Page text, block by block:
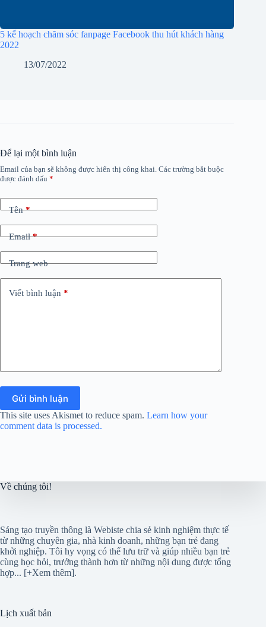
5 kế hoạch chăm sóc fanpage Facebook thu hút khách hàng
2022
13/07/2022
Để lại một bình luận
Email của bạn sẽ không được hiển thị công khai. Các trường bắt buộc
được đánh dấu *
Tên*
Email*
Trang web
Viết bình luận *
Gửi bình luận
This site uses Akismet to reduce spam. Learn how your
comment data is processed.
Về chúng tôi!
Sáng tạo truyền thông là Webiste chia sẻ kinh nghiệm thực tế
từ những chuyên gia, nhà kinh doanh, những bạn trẻ đang
khởi nghiệp. Tôi hy vọng có thể lưu trữ và giúp nhiều bạn trẻ
cùng học hỏi, trưởng thành hơn từ những nội dung được tổng
hợp... [+Xem thêm].
Lịch xuất bản